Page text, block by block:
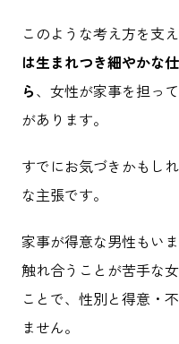
このような考え方を支
は生まれつき細やかな
ら、女性が家事を担っ
があります。
すでにお気づきかもし
な主張です。
家事が得意な男性もい
触れ合うことが苦手な
ことで、性別と得意・
ません。